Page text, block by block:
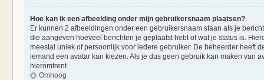
Hoe kan ik een afbeelding onder mijn gebruikersnaam plaatsen?
Er kunnen 2 afbeeldingen onder een gebruikersnaam staan als je
die aangeven hoeveel berichten je geplaatst hebt of wat je status is.
meestal uniek of persoonlijk voor iedere gebruiker. De beheerder heeft
iemand een avatar kan kiezen. Als je dus geen gebruik kan maken van
hieromtrent.
Omhoog